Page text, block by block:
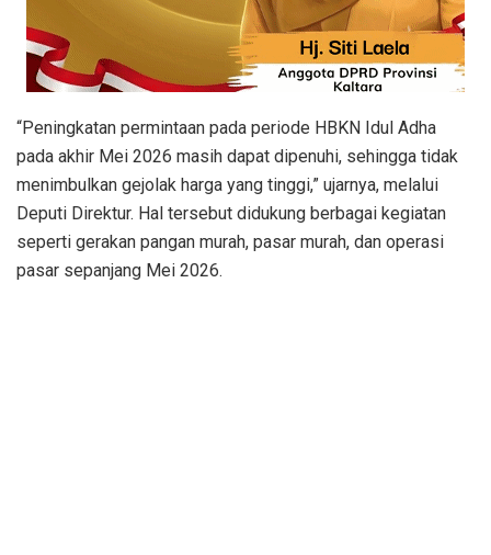
“Peningkatan permintaan pada periode HBKN Idul Adha
pada akhir Mei 2026 masih dapat dipenuhi, sehingga tidak
menimbulkan gejolak harga yang tinggi,” ujarnya, melalui
Deputi Direktur. Hal tersebut didukung berbagai kegiatan
seperti gerakan pangan murah, pasar murah, dan operasi
pasar sepanjang Mei 2026.